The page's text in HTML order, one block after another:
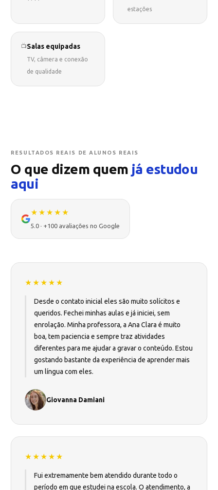
estações
📺Salas equipadas
TV, câmera e conexão
de qualidade
RESULTADOS REAIS DE ALUNOS REAIS
O que dizem quem já estudou
aqui
★★★★★
5.0 · +100 avaliações no Google
★★★★★
Desde o contato inicial eles são muito solícitos e
queridos. Fechei minhas aulas e já iniciei, sem
enrolação. Minha professora, a Ana Clara é muito
boa, tem paciencia e sempre traz atividades
diferentes para me ajudar a gravar o conteúdo. Estou
gostando bastante da experiência de aprender mais
um língua com eles.
Giovanna Damiani
★★★★★
Fui extremamente bem atendido durante todo o
período em que estudei na escola. O atendimento, a